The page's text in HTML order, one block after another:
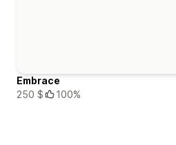
Embrace
250 $
100%